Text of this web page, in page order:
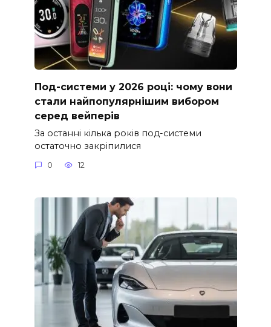
Под-системи у 2026 році: чому вони
стали найпопулярнішим вибором
серед вейперів
За останні кілька років под-системи
остаточно закріпилися
0 12